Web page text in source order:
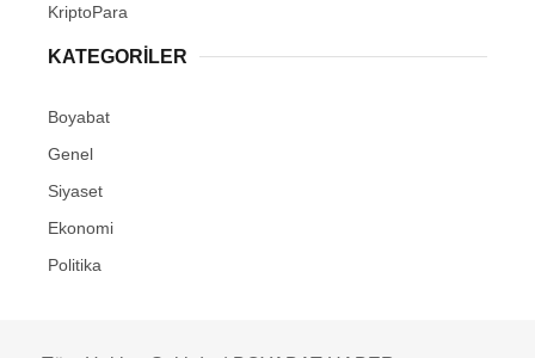
KriptoPara
KATEGORILER
Boyabat
Genel
Siyaset
Ekonomi
Politika